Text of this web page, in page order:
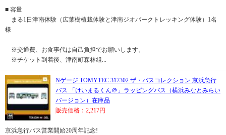
■ 容量
まる1日津南体験（広葉樹植栽体験と津南ジオパークトレッキング体験）1名
様
※交通費、お食事代は自己負担でお願いします。
※チケット到着後、津南町森林組...
Nゲージ TOMYTEC 317302 ザ・バスコレクション 京浜急行
バス 「けいまるくん＠」ラッピングバス（横浜みなとみらい
バージョン）在庫品
販売価格：2,217円
京浜急行バス営業開始20周年記念!